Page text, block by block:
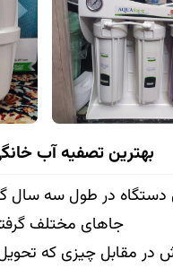
بهترین تصفیه آب
جاهای مختلف
در مقابل چیزی که